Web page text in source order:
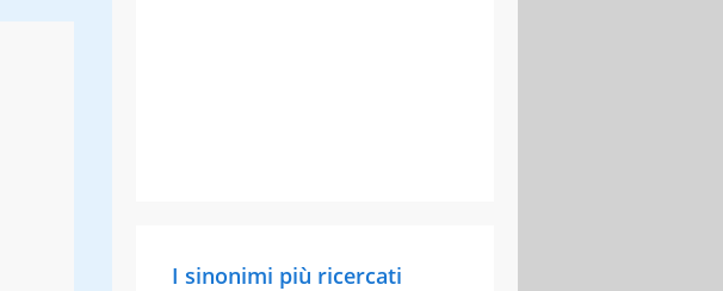
I sinonimi più ricercati